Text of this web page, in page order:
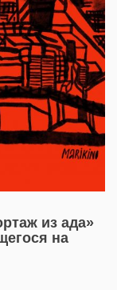
из ада»
на